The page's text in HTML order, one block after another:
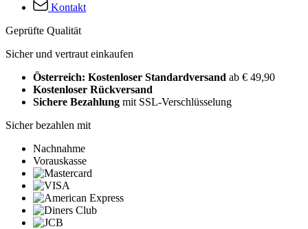
Kontakt
Geprüfte Qualität
Sicher und vertraut einkaufen
Österreich: Kostenloser Standardversand ab € 49,90
Kostenloser Rückversand
Sichere Bezahlung mit SSL-Verschlüsselung
Sicher bezahlen mit
Nachnahme
Vorauskasse